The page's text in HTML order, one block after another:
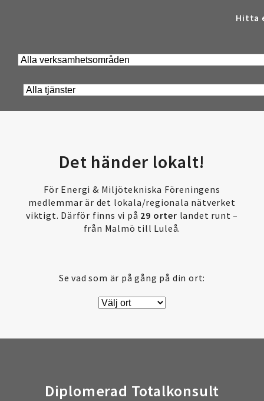
Hitta
Det händer lokalt!
För Energi & Miljötekniska Föreningens
medlemmar är det lokala/regionala nätverket
viktigt. Därför finns vi på 29 orter landet runt –
från Malmö till Luleå.
Se vad som är på gång på din ort:
Diplomerad Totalkonsult